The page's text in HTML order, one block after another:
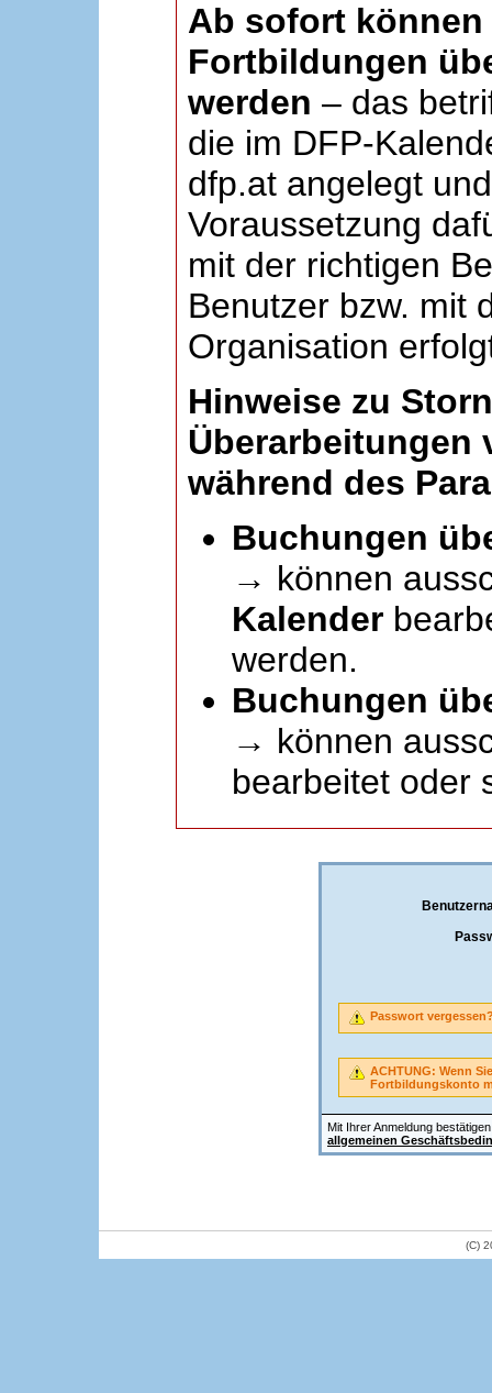
Ab sofort können
Fortbildungen
werden – das
die im DFP-
dfp.at angelegt
Voraussetzung
mit der richtigen
Benutzer bzw. mit
Organisation
Hinweise zu
Überarbeitungen
während des
Buchungen
→ können
Kalender
werden.
Buchungen
→ können
bearbeitet oder
Mit Ihrer Anmeldung
allgemeinen
Passwort
ACHTUNG: Wenn
Fortbildungskonto
(C)